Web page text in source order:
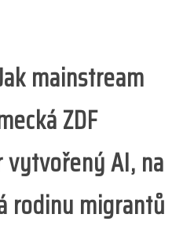
mainstream
ZDF
AI, na
rodinu migrantů